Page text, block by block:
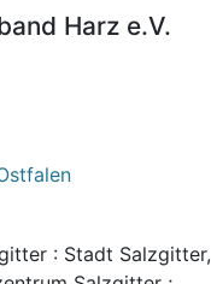
Harz e.V.
: Stadt Salzgitter,